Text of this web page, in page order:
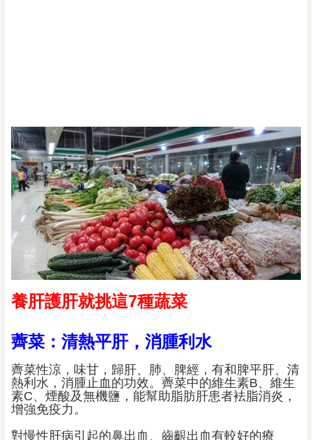
養肝護肝就挑這7種蔬菜
薺菜：清熱平肝，消腫利水
薺菜性涼，味甘，歸肝、肺、脾經，有和脾平肝、清
熱利水，消腫止血的功效。薺菜中的維生素B、維生
素C、煙酸及無機鹽，能幫助脂肪肝患者袪脂消炎，
增強免疫力。
對慢性肝病引起的鼻出血、齒齦出血有較好的療